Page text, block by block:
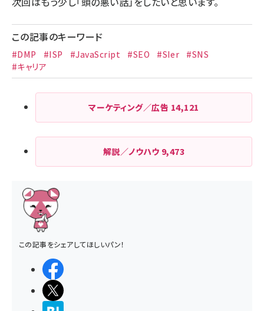
この記事のキーワード
#DMP #ISP #JavaScript #SEO #SIer
#SNS
#キャリア
マーケティング／広告 14,121
解説／ノウハウ 9,473
この記事をシェアしてほしいパン！